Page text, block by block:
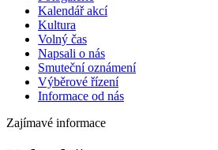
Kalendář akcí
Kultura
Volný čas
Napsali o nás
Smuteční oznámení
Výběrové řízení
Informace od nás
Zajímavé informace